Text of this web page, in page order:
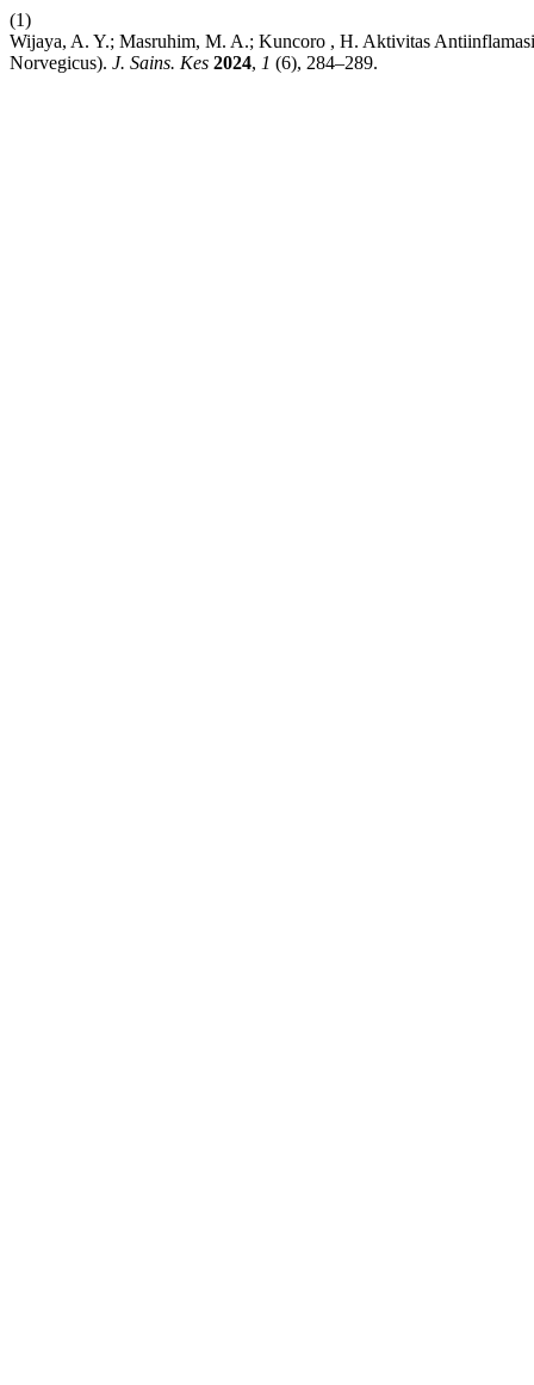
(1)
Wijaya, A. Y.; Masruhim, M. A.; Kuncoro , H. Aktivitas
Norvegicus). J. Sains. Kes 2024, 1 (6), 284–289.